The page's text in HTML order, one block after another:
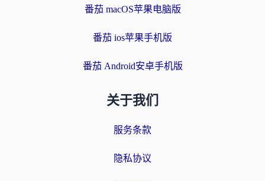
番茄 macOS苹果电脑版
番茄 ios苹果手机版
番茄 Android安卓手机版
关于我们
服务条款
隐私协议